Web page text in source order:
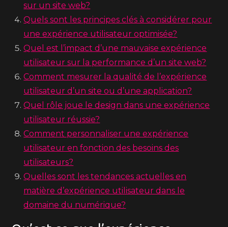
sur un site web?
Quels sont les principes clés à considérer pour
une expérience utilisateur optimisée?
Quel est l’impact d’une mauvaise expérience
utilisateur sur la performance d’un site web?
Comment mesurer la qualité de l’expérience
utilisateur d’un site ou d’une application?
Quel rôle joue le design dans une expérience
utilisateur réussie?
Comment personnaliser une expérience
utilisateur en fonction des besoins des
utilisateurs?
Quelles sont les tendances actuelles en
matière d’expérience utilisateur dans le
domaine du numérique?